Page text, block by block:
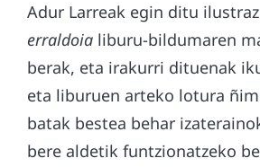
Adur Larreak egin ditu
erraldoia liburu-bildumaren
berak, eta irakurri dituenak
eta liburuen arteko lotura
batak bestea behar
bere aldetik funtzionatzeko